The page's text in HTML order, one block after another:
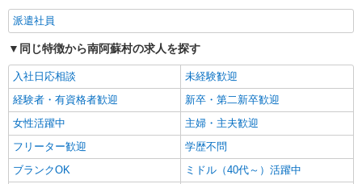
派遣社員
同じ特徴から南阿蘇村の求人を探す
入社日応相談
未経験歓迎
経験者・有資格者歓迎
新卒・第二新卒歓迎
女性活躍中
主婦・主夫歓迎
フリーター歓迎
学歴不問
ブランクOK
ミドル（40代～）活躍中